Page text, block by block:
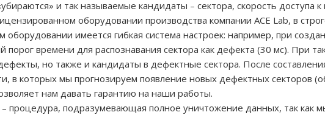
и так называемые кандидаты – сектора, скорость доступа
оборудовании производства компании ACE Lab, в
имеется гибкая система настроек: например, при
порог времени для распознавания сектора как дефекта (30 мс). При
но также и кандидаты в дефектные сектора. После
в которых мы прогнозируем появление новых дефектных секторов
нам давать гарантию на наши работы.
процедура, подразумевающая полное уничтожение данных, так как